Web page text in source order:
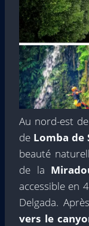
Au nord-est
de Lomba de
beauté
de la
accessible en
Delgada.
vers le